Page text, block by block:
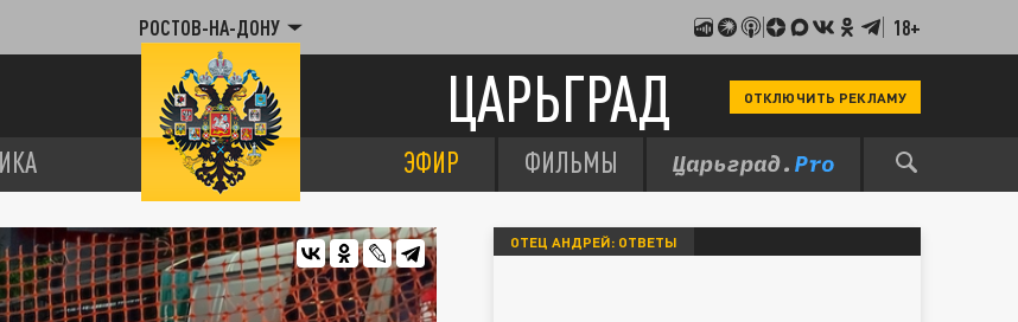
РОСТОВ-НА-ДОНУ 18+
ЦАРЬГРАД ОТКЛЮЧИТЬ РЕКЛАМУ
ЭФИР ФИЛЬМЫ
ОТЕЦ АНДРЕЙ: ОТВЕТЫ